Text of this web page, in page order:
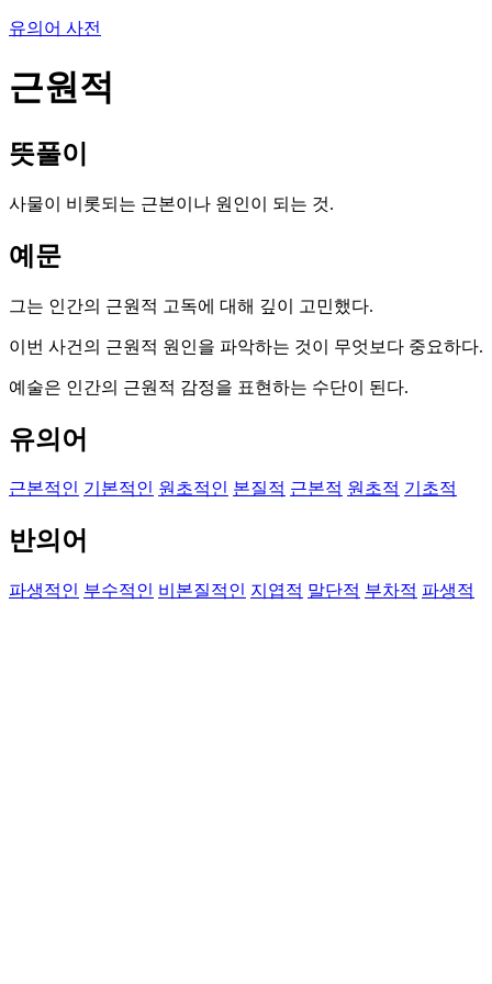
유의어 사전
근원적
뜻풀이
사물이 비롯되는 근본이나 원인이 되는 것.
예문
그는 인간의 근원적 고독에 대해 깊이 고민했다.
이번 사건의 근원적 원인을 파악하는 것이 무엇보다 중요하다.
예술은 인간의 근원적 감정을 표현하는 수단이 된다.
유의어
근본적인 기본적인 원초적인 본질적 근본적 원초적 기초적
반의어
파생적인 부수적인 비본질적인 지엽적 말단적 부차적 파생적